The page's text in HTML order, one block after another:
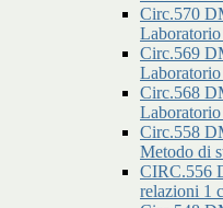
Circ.570
Circ.569
Circ.568
Circ.558
Metodo di
CIRC.556
relazioni 1